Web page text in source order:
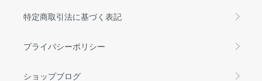
特定商取引法に基づく表記
プライバシーポリシー
ショップブログ